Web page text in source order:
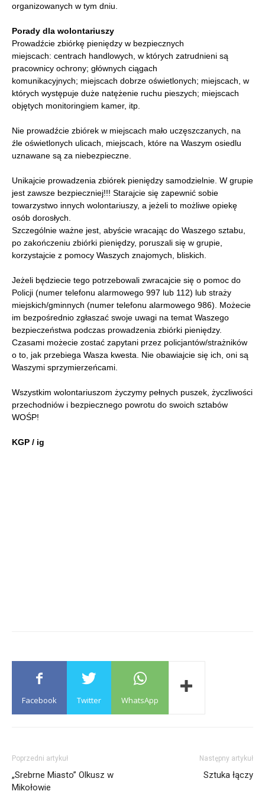
organizowanych w tym dniu.
Porady dla wolontariuszy
Prowadźcie zbiórkę pieniędzy w bezpiecznych
miejscach: centrach handlowych, w których zatrudnieni są
pracownicy ochrony; głównych ciągach
komunikacyjnych; miejscach dobrze oświetlonych; miejscach, w
których występuje duże natężenie ruchu pieszych; miejscach
objętych monitoringiem kamer, itp.
Nie prowadźcie zbiórek w miejscach mało uczęszczanych, na
źle oświetlonych ulicach, miejscach, które na Waszym osiedlu
uznawane są za niebezpieczne.
Unikajcie prowadzenia zbiórek pieniędzy samodzielnie. W grupie
jest zawsze bezpieczniej!!! Starajcie się zapewnić sobie
towarzystwo innych wolontariuszy, a jeżeli to możliwe opiekę
osób dorosłych.
Szczególnie ważne jest, abyście wracając do Waszego sztabu,
po zakończeniu zbiórki pieniędzy, poruszali się w grupie,
korzystajcie z pomocy Waszych znajomych, bliskich.
Jeżeli będziecie tego potrzebowali zwracajcie się o pomoc do
Policji (numer telefonu alarmowego 997 lub 112) lub straży
miejskich/gminnych (numer telefonu alarmowego 986). Możecie
im bezpośrednio zgłaszać swoje uwagi na temat Waszego
bezpieczeństwa podczas prowadzenia zbiórki pieniędzy.
Czasami możecie zostać zapytani przez policjantów/strażników
o to, jak przebiega Wasza kwesta. Nie obawiajcie się ich, oni są
Waszymi sprzymierzeńcami.
Wszystkim wolontariuszom życzymy pełnych puszek, życzliwości
przechodniów i bezpiecznego powrotu do swoich sztabów
WOŚP!
KGP / ig
Facebook Twitter WhatsApp
Poprzedni artykuł
„Srebrne Miasto” Olkusz w
Mikołowie
Następny artykuł
Sztuka łączy